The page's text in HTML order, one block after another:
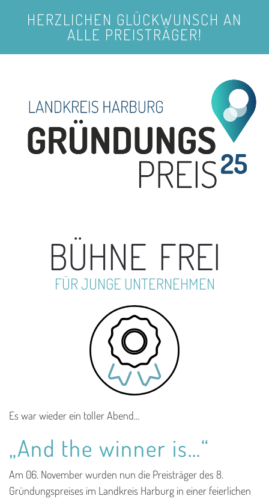
Zum Hauptinhalt springen
HERZLICHEN GLÜCKWUNSCH AN
ALLE PREISTRÄGER!
BÜHNE FREI
FÜR JUNGE UNTERNEHMEN
Es war wieder ein toller Abend…
„And the winner is…“
Am 06. November wurden nun die Preisträger des 8.
Gründungspreises im Landkreis Harburg in einer feierlichen